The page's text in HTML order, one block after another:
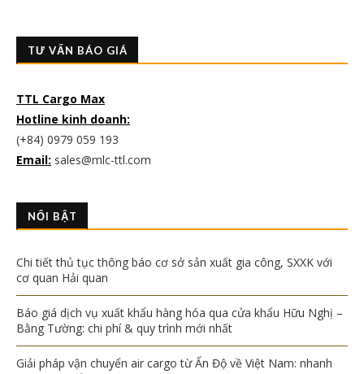
TƯ VẤN BÁO GIÁ
TTL Cargo Max
Hotline kinh doanh:
(+84) 0979 059 193
Email: sales@mlc-ttl.com
NỔI BẬT
Chi tiết thủ tục thông báo cơ sở sản xuất gia công, SXXK với
cơ quan Hải quan
Báo giá dịch vụ xuất khẩu hàng hóa qua cửa khẩu Hữu Nghị –
Bằng Tường: chi phí & quy trình mới nhất
Giải pháp vận chuyển air cargo từ Ấn Độ về Việt Nam: nhanh